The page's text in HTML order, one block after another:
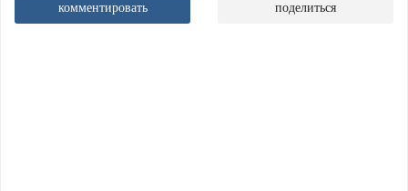
комментировать поделиться